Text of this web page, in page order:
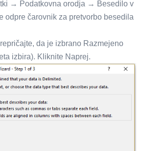
→ Podatkovna orodja → Besedilo v
odpre čarovnik za pretvorbo besedila
da je izbrano Razmejeno
izbira). Kliknite Naprej.